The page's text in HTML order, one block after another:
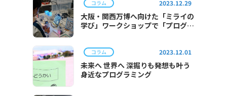
コラム 2023.12.29
大阪・関西万博へ向けた「ミライの
学び」ワークショップで「プログラ
コラム 2023.12.01
未来へ 世界へ 深掘りも発想も叶う
身近なプログラミング